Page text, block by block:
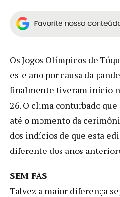
Os Jogos Olímpicos de
este ano por causa da
finalmente tiveram início
26. O clima conturbado
até o momento da
dos indícios de que esta
diferente dos anos
SEM FÃS
Talvez a maior diferença